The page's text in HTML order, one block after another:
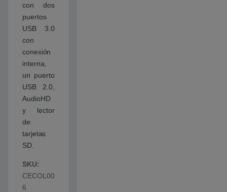
con dos
puertos
USB 3.0
con
conexión
interna,
un puerto
USB 2.0,
AudioHD
y lector
de
tarjetas
SD.
SKU:
CECOL00
6